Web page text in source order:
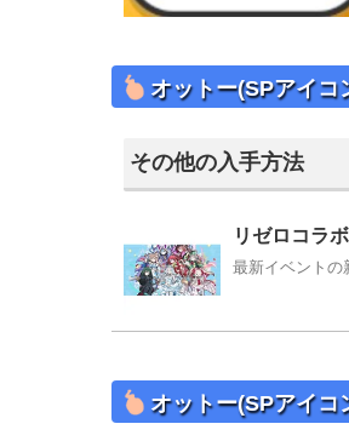
オットー(SPアイコ
その他の入手方法
リゼロコラ
最新イベントの
オットー(SPアイコ